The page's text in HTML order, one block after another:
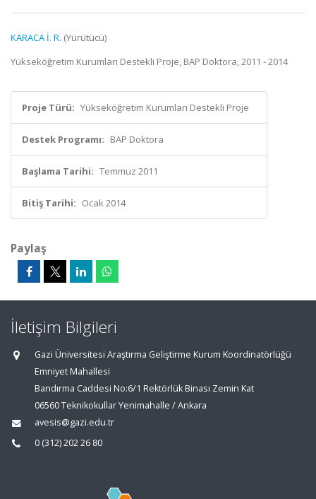
KARACA İ. R. (Yürütücü)
Yükseköğretim Kurumları Destekli Proje, BAP Doktora, 2011 - 2014
Proje Türü: Yükseköğretim Kurumları Destekli Proje
Destek Programı: BAP Doktora
Başlama Tarihi: Temmuz 2011
Bitiş Tarihi: Ocak 2014
Paylaş
İletişim Bilgileri
Gazi Üniversitesi Araştırma Geliştirme Kurum Koordinatörlüğü
Emniyet Mahallesi
Bandırma Caddesi No:6/1 Rektörlük Binası Zemin Kat
06560 Teknikokullar Yenimahalle / Ankara
avesis@gazi.edu.tr
0 (312) 202 26 80